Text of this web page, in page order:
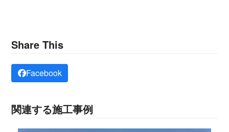
Share This
Facebook
関連する施工事例